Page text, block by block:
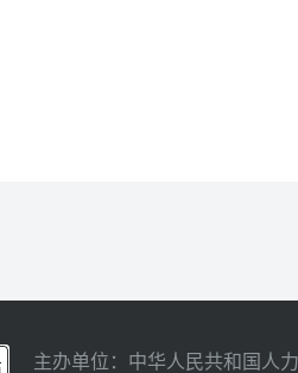
主办单位：中华人民共和国人